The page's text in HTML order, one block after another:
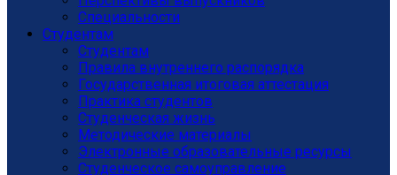
Специальности
Студентам
Студентам
Правила внутреннего распорядка
Государственная итоговая аттестация
Практика студентов
Студенческая жизнь
Методические материалы
Электронные образовательные ресурсы
Студенческое самоуправление